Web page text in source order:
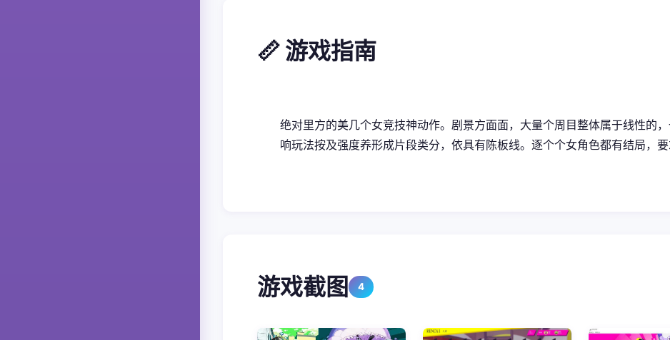
📏 游戏指南
绝对里方的美几个女竞技神动作。剧景方面面，大量个周目整体属于线性的
响玩法按及强度养形成片段类分，依具有陈板线。逐个个女角色都有结局，
游戏截图 4